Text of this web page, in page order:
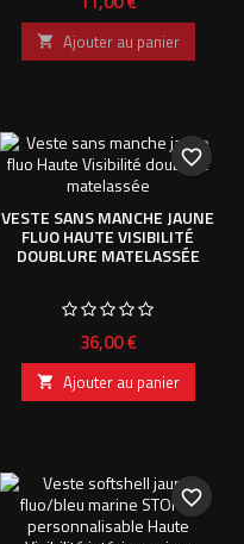
 Ajouter au panier
VESTE SANS MANCHE JAUNE
FLUO HAUTE VISIBILITÉ
DOUBLURE MATELASSÉE
Prix
36,00 €
 Ajouter au panier
favorite_border
favorite_border